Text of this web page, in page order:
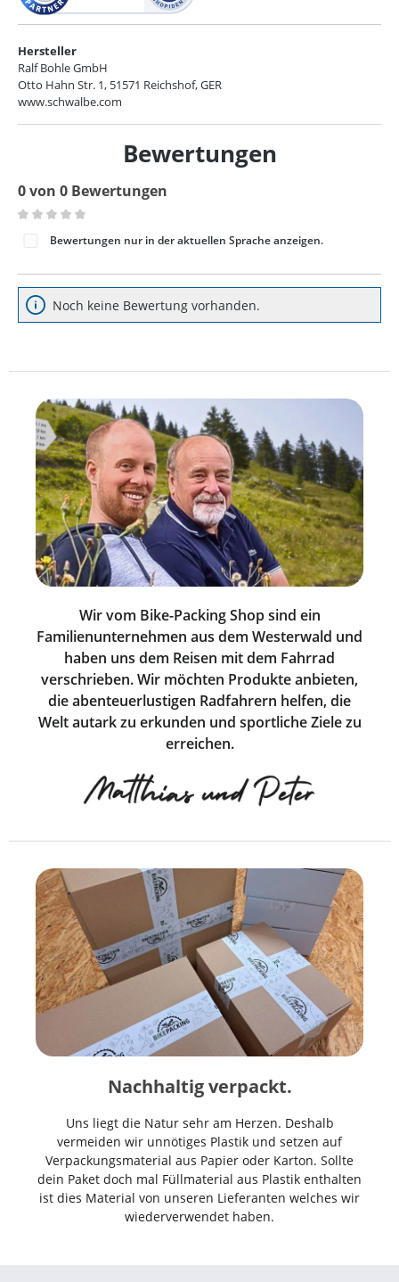
Hersteller
Ralf Bohle GmbH
Otto Hahn Str. 1, 51571 Reichshof, GER
www.schwalbe.com
Bewertungen
0 von 0 Bewertungen
Durchschnittliche Bewertung von 0 von 5 Sternen
Bewertungen nur in der aktuellen Sprache anzeigen.
Noch keine Bewertung vorhanden.
Wir vom Bike-Packing Shop sind ein
Familienunternehmen aus dem Westerwald und
haben uns dem Reisen mit dem Fahrrad
verschrieben. Wir möchten Produkte anbieten,
die abenteuerlustigen Radfahrern helfen, die
Welt autark zu erkunden und sportliche Ziele zu
erreichen.
Nachhaltig verpackt.
Uns liegt die Natur sehr am Herzen. Deshalb
vermeiden wir unnötiges Plastik und setzen auf
Verpackungsmaterial aus Papier oder Karton. Sollte
dein Paket doch mal Füllmaterial aus Plastik enthalten
ist dies Material von unseren Lieferanten welches wir
wiederverwendet haben.